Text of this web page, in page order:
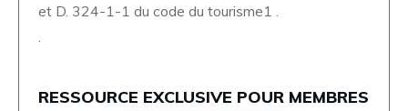
et D. 324-1-1 du code du tourisme1 .
RESSOURCE EXCLUSIVE POUR MEMBRES